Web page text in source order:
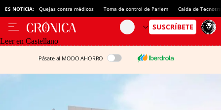
ES NOTICIA: Quejas contra médicos Toma de control de Parlem Caída de
Leer en Castellano
Pásate al MODO AHORRO